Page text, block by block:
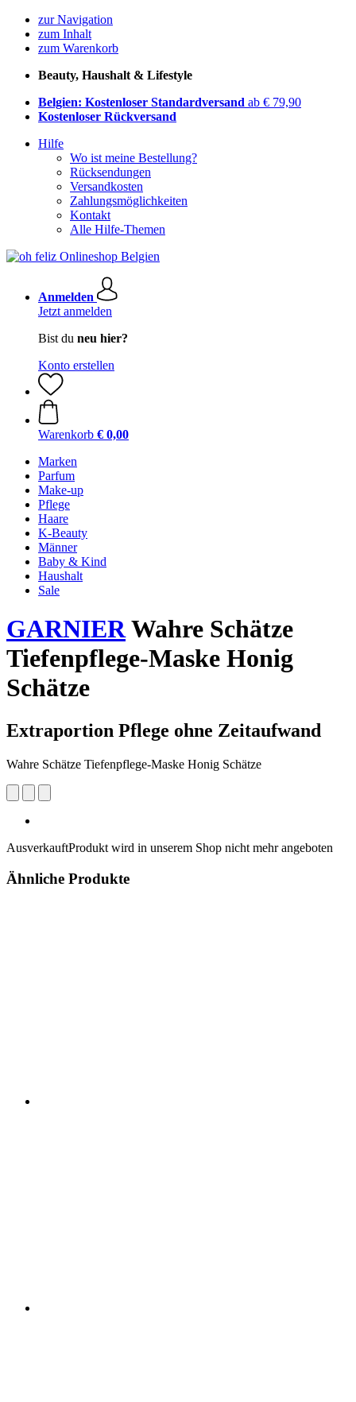
zur Navigation
zum Inhalt
zum Warenkorb
Beauty, Haushalt & Lifestyle
Belgien: Kostenloser Standardversand ab € 79,90
Kostenloser Rückversand
Hilfe
Wo ist meine Bestellung?
Rücksendungen
Versandkosten
Zahlungsmöglichkeiten
Kontakt
Alle Hilfe-Themen
Anmelden
Jetzt anmelden
Bist du neu hier?
Konto erstellen
Warenkorb € 0,00
Marken
Parfum
Make-up
Pflege
Haare
K-Beauty
Männer
Baby & Kind
Haushalt
Sale
GARNIERWahre Schätze
Tiefenpflege-Maske Honig
Schätze
Extraportion Pflege ohne Zeitaufwand
Wahre Schätze Tiefenpflege-Maske Honig Schätze
AusverkauftProdukt wird in unserem Shop nicht mehr angeboten
Ähnliche Produkte